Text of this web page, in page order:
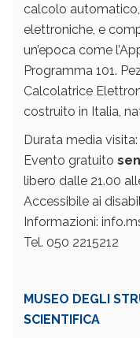
calcolo
elettroniche, e
un’epoca come
Programma 101.
Calcolatrice
costruito in Italia,
Durata media visita:
Evento gratuito
libero dalle 21.00
Accessibile ai
Informazioni:
Tel. 050 2215212
MUSEO DEGLI
SCIENTIFICA